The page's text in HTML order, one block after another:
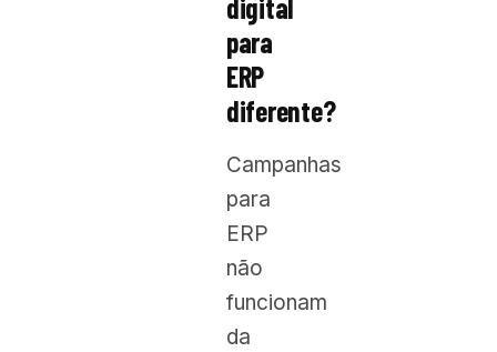
digital
para
ERP
diferente?
Campanhas
para
ERP
não
funcionam
da